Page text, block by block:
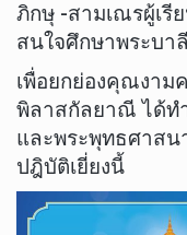
ภิกษุ -สามเณรผู้เรี
สนใจศึกษาพระบา
เพื่อยกย่องคุณงาม
พิลาสกัลยาณี ได้ท
และพระพุทธศาส
ปฎิบัติเยี่ยงนี้